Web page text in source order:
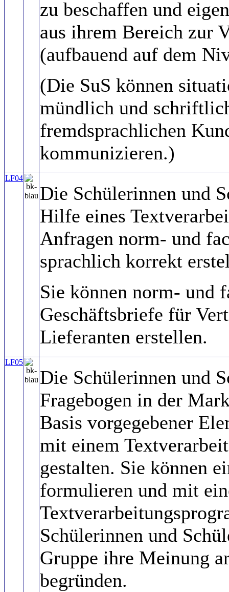
zu beschaffen und
aus ihrem Bereich zur
(aufbauend auf dem
(Die SuS können
mündlich und
fremdsprachlichen
kommunizieren.)
LF04
Die Schülerinnen und
Hilfe eines
Anfragen norm- und
sprachlich korrekt
Sie können norm- und
Geschäftsbriefe für
Lieferanten erstellen.
LF05
Die Schülerinnen und
Fragebogen in der
Basis vorgegebener
mit einem
gestalten. Sie können
formulieren und mit
Schülerinnen und
Gruppe ihre Meinung
begründen.